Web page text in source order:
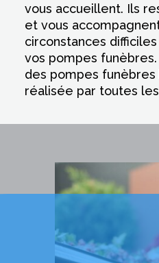
vous accueillent. Ils
et vous
circonstances
vos pompes
des pompes
réalisée par toutes